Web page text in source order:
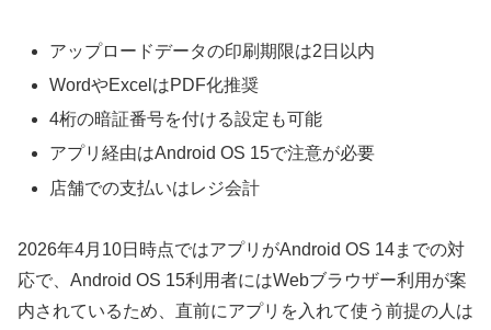
アップロードデータの印刷期限は2日以内
WordやExcelはPDF化推奨
4桁の暗証番号を付ける設定も可能
アプリ経由はAndroid OS 15で注意が必要
店舗での支払いはレジ会計
2026年4月10日時点ではアプリがAndroid OS 14までの対
応で、Android OS 15利用者にはWebブラウザー利用が案
内されているため、直前にアプリを入れて使う前提の人は